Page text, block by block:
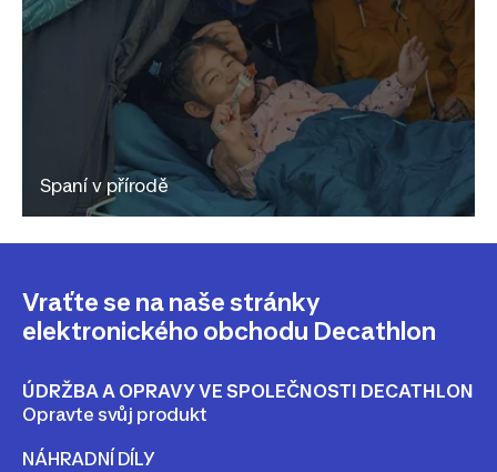
Spaní v přírodě
Vraťte se na naše stránky
elektronického obchodu Decathlon
ÚDRŽBA A OPRAVY VE SPOLEČNOSTI DECATHLON
Opravte svůj produkt
NÁHRADNÍ DÍLY